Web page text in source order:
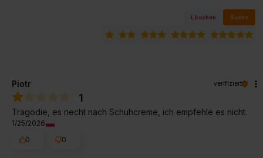
Löschen Suche
Piotr verifiziert
1
Tragödie, es riecht nach Schuhcreme, ich empfehle es nicht.
1/25/2026
0
0